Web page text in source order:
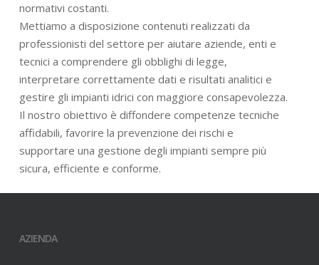
normativi costanti.
Mettiamo a disposizione contenuti realizzati da
professionisti del settore per aiutare aziende, enti e
tecnici a comprendere gli obblighi di legge,
interpretare correttamente dati e risultati analitici e
gestire gli impianti idrici con maggiore consapevolezza.
Il nostro obiettivo è diffondere competenze tecniche
affidabili, favorire la prevenzione dei rischi e
supportare una gestione degli impianti sempre più
sicura, efficiente e conforme.
AZIENDA